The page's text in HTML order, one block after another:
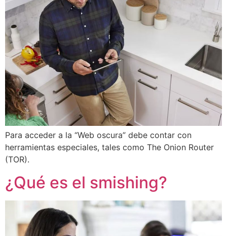
Para acceder a la “Web oscura” debe contar con
herramientas especiales, tales como The Onion Router
(TOR).
¿Qué es el smishing?